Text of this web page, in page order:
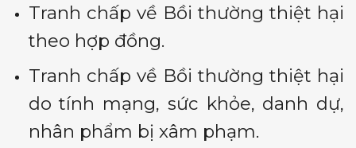
Tranh chấp về Bồi thường thiệt hại
theo hợp đồng.
Tranh chấp về Bồi thường thiệt hại
do tính mạng, sức khỏe, danh dự,
nhân phẩm bị xâm phạm.